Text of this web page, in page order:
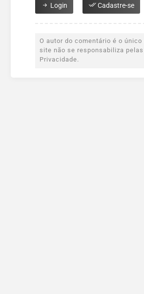
Login Cadastre-se
O autor do comentário é o
site não se responsabiliza
Privacidade.